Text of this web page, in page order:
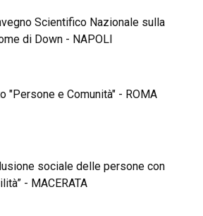
Scientifico Nazionale sulla
di Down - NAPOLI
"Persone e Comunità" - ROMA
sociale delle persone con
- MACERATA